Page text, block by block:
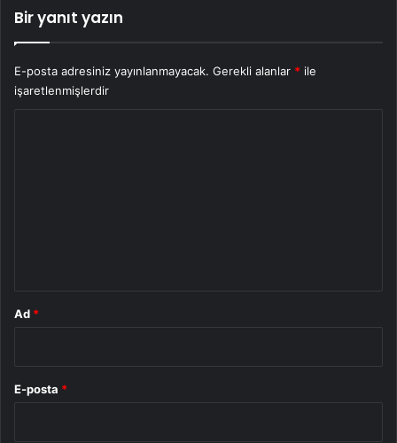
Bir yanıt yazın
E-posta adresiniz yayınlanmayacak. Gerekli alanlar * ile
işaretlenmişlerdir
Ad *
E-posta *